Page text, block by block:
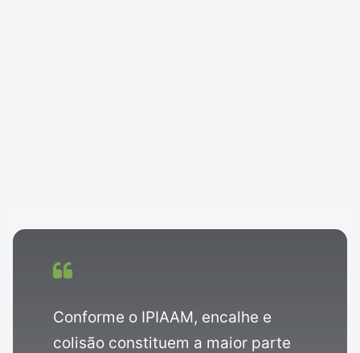
Conforme o IPIAAM, encalhe e
colisão constituem a maior parte